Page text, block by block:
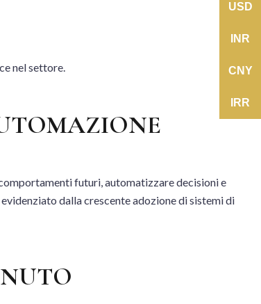
nel settore.
futuri, automatizzare decisioni e
dalla crescente adozione di sistemi di
USD
INR
CNY
IRR